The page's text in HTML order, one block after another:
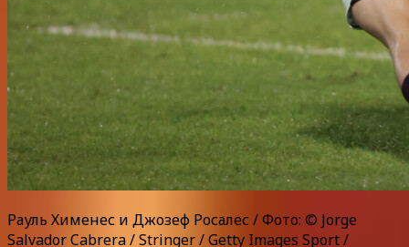
Рауль Хименес и Джозеф Росалес / Фото: © Jorge
Salvador Cabrera / Stringer / Getty Images Sport /